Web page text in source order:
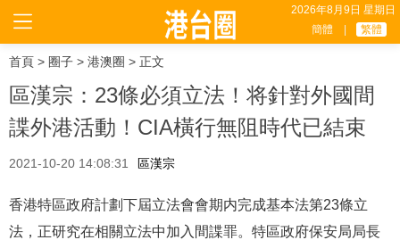
2026年8月9日 星期日
簡體
繁體
首頁 > 圈子 > 港澳圈 > 正文
區漢宗：23條必須立法！将針對外國間
諜外港活動！CIA橫行無阻時代已結束
2021-10-20 14:08:31 區漢宗
香港特區政府計劃下屆立法會會期内完成基本法第23條立
法，正研究在相關立法中加入間諜罪。特區政府保安局局長